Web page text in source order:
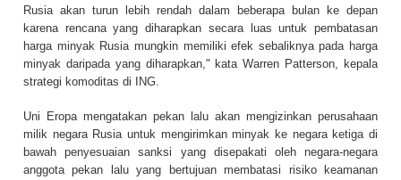
Rusia akan turun lebih rendah dalam beberapa bulan ke depan
karena rencana yang diharapkan secara luas untuk pembatasan
harga minyak Rusia mungkin memiliki efek sebaliknya pada harga
minyak daripada yang diharapkan," kata Warren Patterson, kepala
strategi komoditas di ING.
Uni Eropa mengatakan pekan lalu akan mengizinkan perusahaan
milik negara Rusia untuk mengirimkan minyak ke negara ketiga di
bawah penyesuaian sanksi yang disepakati oleh negara-negara
anggota pekan lalu yang bertujuan membatasi risiko keamanan